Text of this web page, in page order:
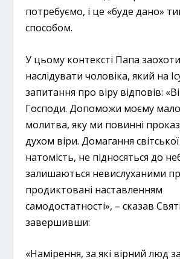
потребуємо, і це «буде дано»
способом.
У цьому контексті Папа
наслідувати чоловіка, який на
запитання про віру відповів:
Господи. Допоможи моєму
молитва, яку ми повинні
духом віри. Домагання світської
натомість, не підносяться до
залишаються невислуханими
продиктовані наставленням
самодостатності», – сказав
завершивши:
«Намірення, за які вірний люд